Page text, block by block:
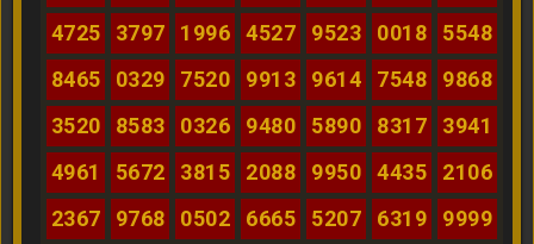
4725
3797 1996 4527 9523 0018
5548
8465
0329 7520 9913 9614 7548
9868
3520
8583 0326 9480 5890 8317
3941
4961
5672 3815 2088 9950 4435
2106
2367
9768 0502 6665 5207 6319
9999